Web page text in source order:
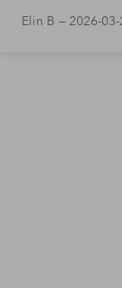
Elin B — 2026-